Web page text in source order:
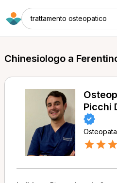
trattamento osteopatico
Chinesiologo a
Picchi